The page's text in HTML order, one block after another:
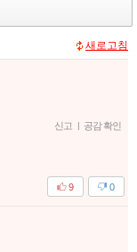
새로고침
신고 | 공감 확인
0
9